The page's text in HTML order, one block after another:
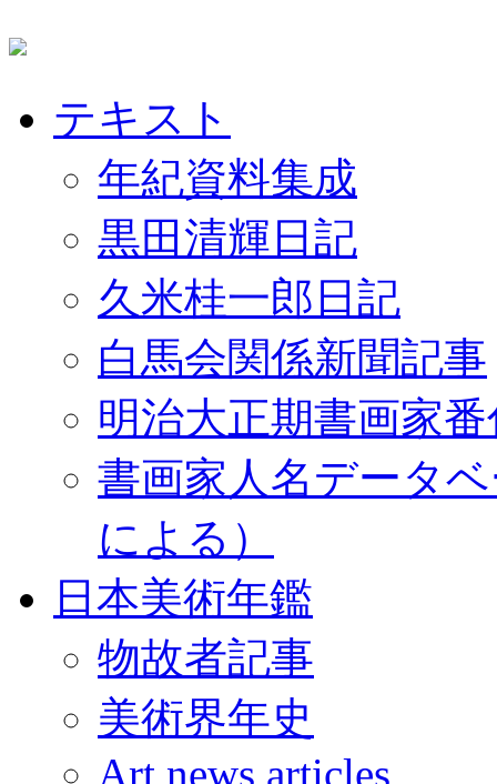
テキスト
年紀資料集成
黒田清輝日記
久米桂一郎日記
白馬会関係新聞記事
明治大正期書画家
書画家人名データ
による）
日本美術年鑑
物故者記事
美術界年史
Art news articles